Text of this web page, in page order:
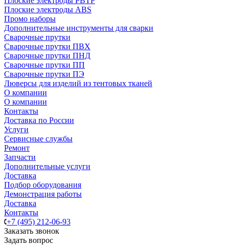
Плоские электроды ABS
Промо наборы
Дополнительные инструменты для сварки
Сварочные прутки
Сварочные прутки ПВХ
Сварочные прутки ПНД
Сварочные прутки ПП
Сварочные прутки ПЭ
Люверсы для изделий из тентовых тканей
О компании
О компании
Контакты
Доставка по России
Услуги
Сервисные службы
Ремонт
Запчасти
Дополнительные услуги
Доставка
Подбор оборудования
Демонстрация работы
Доставка
Контакты
+7 (495) 212-06-93
Заказать звонок
Задать вопрос